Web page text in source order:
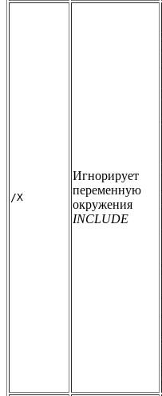
/X
Игнорирует
переменную
окружения
INCLUDE